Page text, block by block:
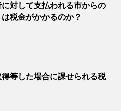
対して支払われる市からの
は税金がかかるのか？
等した場合に課せられる税